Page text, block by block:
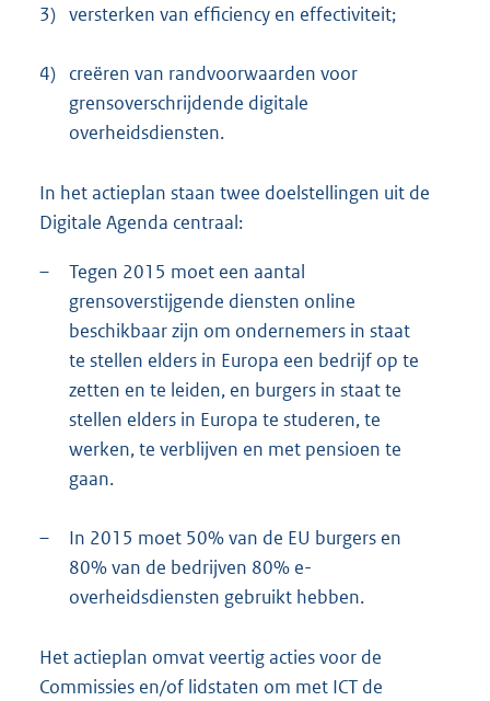
3) versterken van efficiency en effectiviteit;
4) creëren van randvoorwaarden voor
grensoverschrijdende digitale
overheidsdiensten.
In het actieplan staan twee doelstellingen uit de
Digitale Agenda centraal:
–
Tegen 2015 moet een aantal
grensoverstijgende diensten online
beschikbaar zijn om ondernemers in staat
te stellen elders in Europa een bedrijf op te
zetten en te leiden, en burgers in staat te
stellen elders in Europa te studeren, te
werken, te verblijven en met pensioen te
gaan.
–
In 2015 moet 50% van de EU burgers en
80% van de bedrijven 80% e-
overheidsdiensten gebruikt hebben.
Het actieplan omvat veertig acties voor de
Commissies en/of lidstaten om met ICT de